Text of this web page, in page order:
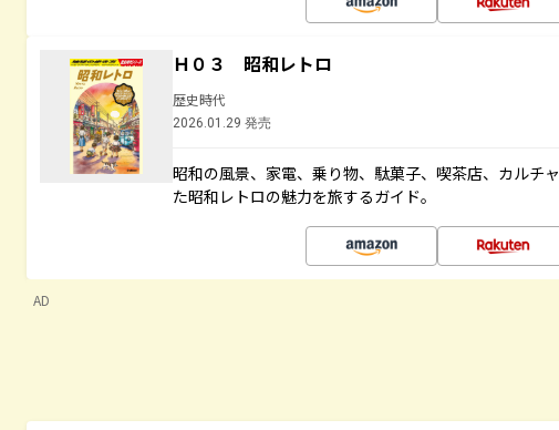
Ｈ０３ 昭和レトロ
歴史時代
2026.01.29 発売
昭和の風景、家電、乗り物、駄菓子、喫茶店、カルチ
た昭和レトロの魅力を旅するガイド。
AD